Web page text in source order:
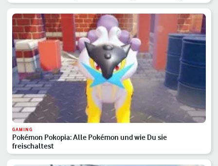
GAMING
Pokémon Pokopia: Alle Pokémon und wie Du sie
freischaltest